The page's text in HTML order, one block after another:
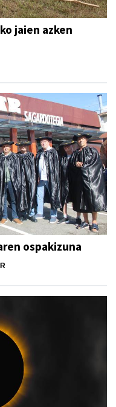
jaien azken
ospakizuna